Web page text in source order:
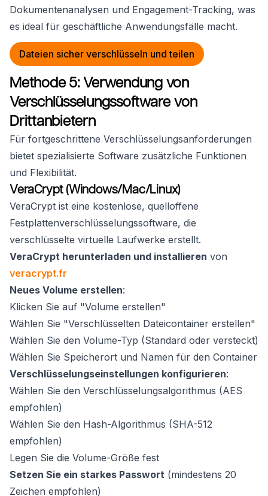
Dokumentenanalysen und Engagement-Tracking, was
es ideal für geschäftliche Anwendungsfälle macht.
Dateien sicher verschlüsseln und teilen
Methode 5: Verwendung von
Verschlüsselungssoftware von
Drittanbietern
Für fortgeschrittene Verschlüsselungsanforderungen
bietet spezialisierte Software zusätzliche Funktionen
und Flexibilität.
VeraCrypt (Windows/Mac/Linux)
VeraCrypt ist eine kostenlose, quelloffene
Festplattenverschlüsselungssoftware, die
verschlüsselte virtuelle Laufwerke erstellt.
VeraCrypt herunterladen und installieren von
veracrypt.fr
Neues Volume erstellen:
Klicken Sie auf "Volume erstellen"
Wählen Sie "Verschlüsselten Dateicontainer erstellen"
Wählen Sie den Volume-Typ (Standard oder versteckt)
Wählen Sie Speicherort und Namen für den Container
Verschlüsselungseinstellungen konfigurieren:
Wählen Sie den Verschlüsselungsalgorithmus (AES
empfohlen)
Wählen Sie den Hash-Algorithmus (SHA-512
empfohlen)
Legen Sie die Volume-Größe fest
Setzen Sie ein starkes Passwort (mindestens 20
Zeichen empfohlen)